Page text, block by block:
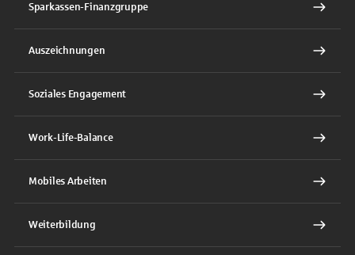
Sparkassen-Finanzgruppe
Auszeichnungen
Soziales Engagement
Work-Life-Balance
Mobiles Arbeiten
Weiterbildung